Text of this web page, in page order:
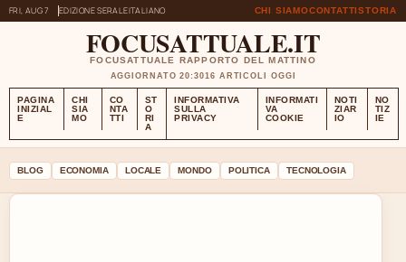
FRI, AUG 7 EDIZIONE SERALEITALIANO CHI SIAMOCONTATTISTORIA
FOCUSATTUALE.IT
FOCUSATTUALE RAPPORTO DEL MATTINO
AGGIORNATO 20:3016 ARTICOLI OGGI
PAGINA
INIZIAL
E
CHI
SIA
MO
CO
NTA
TTI
ST
O
RI
A
INFORMATIVA
SULLA
PRIVACY
INFORMATI
VA
COOKIE
NOTI
ZIAR
IO
NO
TIZ
IE
BLOG ECONOMIA LOCALE MONDO POLITICA TECNOLOGIA